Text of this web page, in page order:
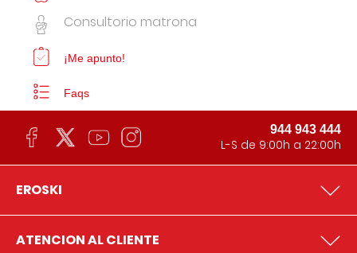
Consultorio matrona
¡Me apunto!
Faqs
944 943 444
L-S de 9:00h a 22:00h
EROSKI
ATENCION AL CLIENTE